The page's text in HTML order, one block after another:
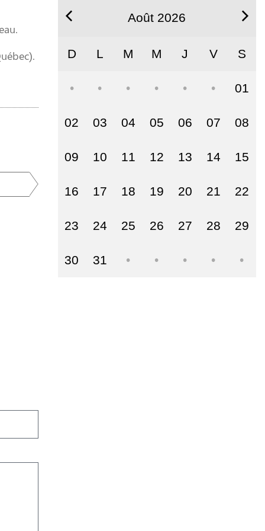
Août 2026
D L M M J V S
01
02 03 04 05 06 07 08
09 10 11 12 13 14 15
16 17 18 19 20 21 22
23 24 25 26 27 28 29
30 31